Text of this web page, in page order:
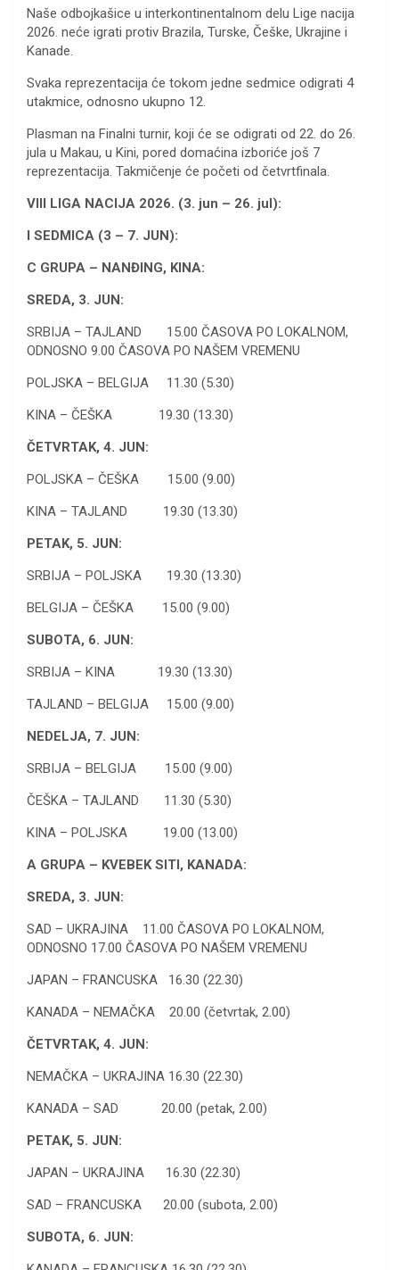
Naše odbojkašice u interkontinentalnom delu Lige nacija
2026. neće igrati protiv Brazila, Turske, Češke, Ukrajine i
Kanade.
Svaka reprezentacija će tokom jedne sedmice odigrati 4
utakmice, odnosno ukupno 12.
Plasman na Finalni turnir, koji će se odigrati od 22. do 26.
jula u Makau, u Kini, pored domaćina izboriće još 7
reprezentacija. Takmičenje će početi od četvrtfinala.
VIII LIGA NACIJA 2026. (3. jun – 26. jul):
I SEDMICA (3 – 7. JUN):
C GRUPA – NANĐING, KINA:
SREDA, 3. JUN:
SRBIJA – TAJLAND 15.00 ČASOVA PO LOKALNOM,
ODNOSNO 9.00 ČASOVA PO NAŠEM VREMENU
POLJSKA – BELGIJA 11.30 (5.30)
KINA – ČEŠKA 19.30 (13.30)
ČETVRTAK, 4. JUN:
POLJSKA – ČEŠKA 15.00 (9.00)
KINA – TAJLAND 19.30 (13.30)
PETAK, 5. JUN:
SRBIJA – POLJSKA 19.30 (13.30)
BELGIJA – ČEŠKA 15.00 (9.00)
SUBOTA, 6. JUN:
SRBIJA – KINA 19.30 (13.30)
TAJLAND – BELGIJA 15.00 (9.00)
NEDELJA, 7. JUN:
SRBIJA – BELGIJA 15.00 (9.00)
ČEŠKA – TAJLAND 11.30 (5.30)
KINA – POLJSKA 19.00 (13.00)
A GRUPA – KVEBEK SITI, KANADA:
SREDA, 3. JUN:
SAD – UKRAJINA 11.00 ČASOVA PO LOKALNOM,
ODNOSNO 17.00 ČASOVA PO NAŠEM VREMENU
JAPAN – FRANCUSKA 16.30 (22.30)
KANADA – NEMAČKA 20.00 (četvrtak, 2.00)
ČETVRTAK, 4. JUN:
NEMAČKA – UKRAJINA 16.30 (22.30)
KANADA – SAD 20.00 (petak, 2.00)
PETAK, 5. JUN:
JAPAN – UKRAJINA 16.30 (22.30)
SAD – FRANCUSKA 20.00 (subota, 2.00)
SUBOTA, 6. JUN: